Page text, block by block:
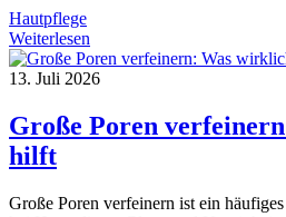
Hautpflege
Weiterlesen
für
trockene
13. Juli 2026
Große Poren
hilft
Große Poren verfeinern ist ein